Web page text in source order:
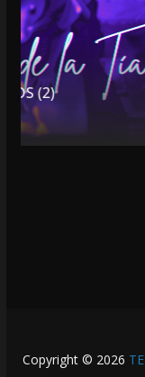
NACIONALES
“NO
LIBERTAD
DESPIDIÓ
8 agosto, 2026
Copyright © 2026